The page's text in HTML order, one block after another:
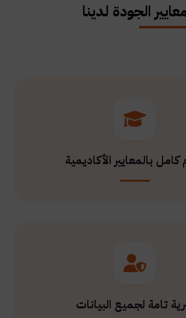
الجودة لدينا
كامل بالمعايير الأكاديمية
تامة لجميع البيانات